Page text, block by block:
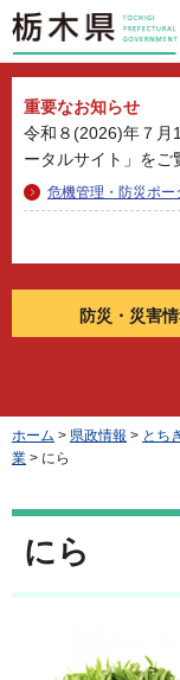
栃木県
重要なお知らせ
令和８(2026)年７月
ータルサイト」をご
危機管理・防災ポー
防災・ 災害
ホーム > 県政情報 > とち
業 > にら
にら